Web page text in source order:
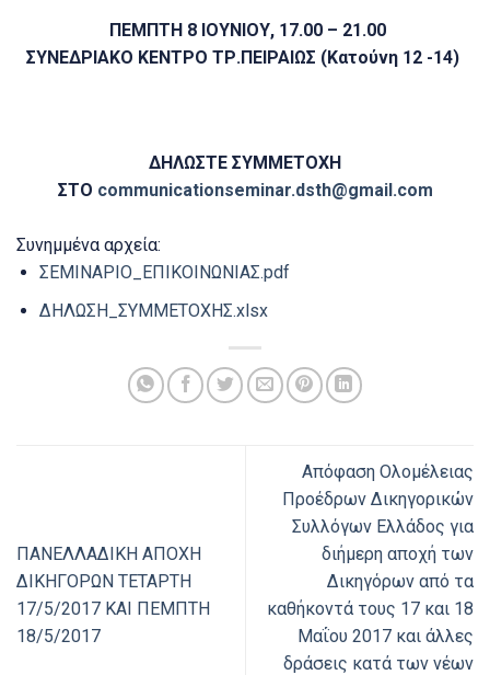
ΠΕΜΠΤΗ 8 ΙΟΥΝΙΟΥ, 17.00 – 21.00
ΣΥΝΕΔΡΙΑΚΟ ΚΕΝΤΡΟ ΤΡ.ΠΕΙΡΑΙΩΣ (Κατούνη 12 -14)
ΔΗΛΩΣΤΕ ΣΥΜΜΕΤΟΧΗ
ΣΤΟ communicationseminar.dsth@gmail.com
Συνημμένα αρχεία:
ΣΕΜΙΝΑΡΙΟ_ΕΠΙΚΟΙΝΩΝΙΑΣ.pdf
ΔΗΛΩΣΗ_ΣΥΜΜΕΤΟΧΗΣ.xlsx
ΠΑΝΕΛΛΑΔΙΚΗ ΑΠΟΧΗ
ΔIKHΓOPΩN ΤΕΤΑΡΤΗ
17/5/2017 ΚΑΙ ΠΕΜΠΤΗ
18/5/2017
Απόφαση Ολομέλειας
Προέδρων Δικηγορικών
Συλλόγων Ελλάδος για
διήμερη αποχή των
Δικηγόρων από τα
καθήκοντά τους 17 και 18
Μαΐου 2017 και άλλες
δράσεις κατά των νέων